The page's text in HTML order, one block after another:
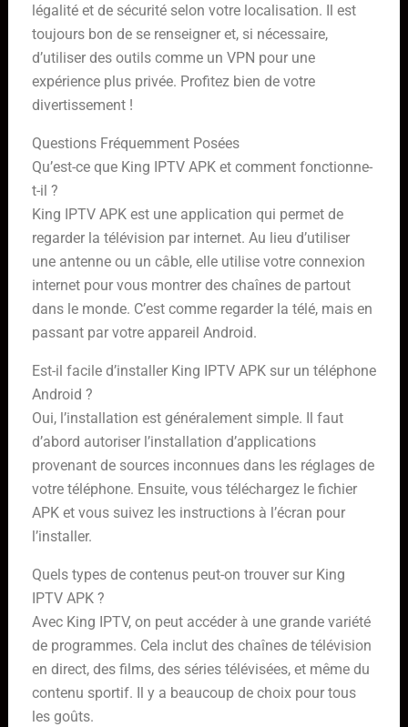
légalité et de sécurité selon votre localisation. Il est
toujours bon de se renseigner et, si nécessaire,
d’utiliser des outils comme un VPN pour une
expérience plus privée. Profitez bien de votre
divertissement !
Questions Fréquemment Posées
Qu’est-ce que King IPTV APK et comment fonctionne-
t-il ?
King IPTV APK est une application qui permet de
regarder la télévision par internet. Au lieu d’utiliser
une antenne ou un câble, elle utilise votre connexion
internet pour vous montrer des chaînes de partout
dans le monde. C’est comme regarder la télé, mais en
passant par votre appareil Android.
Est-il facile d’installer King IPTV APK sur un téléphone
Android ?
Oui, l’installation est généralement simple. Il faut
d’abord autoriser l’installation d’applications
provenant de sources inconnues dans les réglages de
votre téléphone. Ensuite, vous téléchargez le fichier
APK et vous suivez les instructions à l’écran pour
l’installer.
Quels types de contenus peut-on trouver sur King
IPTV APK ?
Avec King IPTV, on peut accéder à une grande variété
de programmes. Cela inclut des chaînes de télévision
en direct, des films, des séries télévisées, et même du
contenu sportif. Il y a beaucoup de choix pour tous
les goûts.